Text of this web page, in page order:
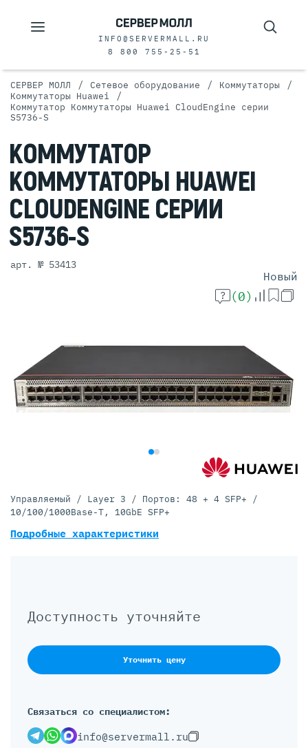
INFO@SERVERMALL.RU
8 800 755-25-51
СЕРВЕР МОЛЛ / Сетевое оборудование / Коммутаторы /
Коммутаторы Huawei /
Коммутатор Коммутаторы Huawei CloudEngine серии
S5736-S
КОММУТАТОР
КОММУТАТОРЫ HUAWEI
CLOUDENGINE СЕРИИ
S5736-S
арт. № 53413
Новый
(0)
Доступность уточняйте
Уточнить цену
Связаться со специалистом:
info@servermall.ru
Управляемый / Layer 3 / Портов: 48 + 4 SFP+ /
10/100/1000Base-T, 10GbE SFP+
Подробные характеристики